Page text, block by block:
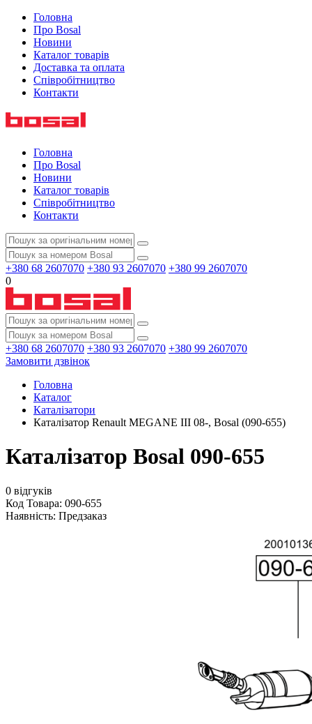
Головна
Про Bosal
Новини
Каталог товарів
Доставка та оплата
Співробітництво
Контакти
Головна
Про Bosal
Новини
Каталог товарів
Співробітництво
Контакти
+380 68 2607070 +380 93 2607070 +380 99 2607070
0
+380 68 2607070 +380 93 2607070 +380 99 2607070
Замовити дзвінок
Головна
Каталог
Каталізатори
Каталізатор Renault MEGANE III 08-, Bosal (090-655)
Каталізатор Bosal 090-655
0 відгуків
Код Товара: 090-655
Наявність: Предзаказ